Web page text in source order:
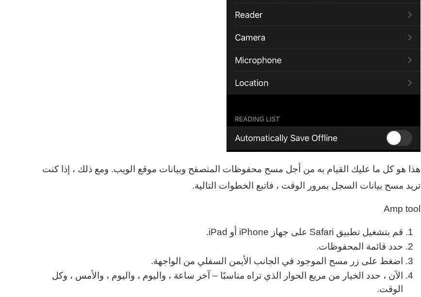
هذا هو كل ما عليك القيام به من أجل مسح محفوظات المتصفح وبيانات موقع الويب. ومع ذلك ، إذا كنت
تريد مسح بيانات السجل بمرور الوقت ، فاتبع الخطوات التالية.
Amp tool
قم بتشغيل تطبيق Safari على جهاز iPhone أو iPad.
حدد قائمة المحفوظات.
اضغط على زر مسح الموجود في الجانب الأيمن السفلي من الواجهة.
الآن ، حدد الخيار من مربع الحوار الذي تراه مناسبًا – آخر ساعة ، واليوم ، واليوم ، والأمس ، وكل
الوقت.